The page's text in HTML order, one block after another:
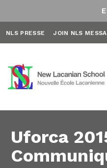
NLS PRESSE JOIN NLS
Uforca